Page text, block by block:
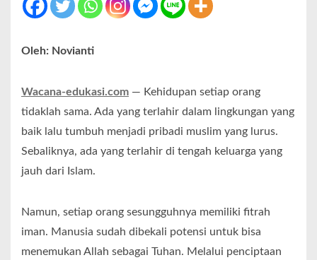
Oleh: Novianti
Wacana-edukasi.com — Kehidupan setiap orang
tidaklah sama. Ada yang terlahir dalam lingkungan yang
baik lalu tumbuh menjadi pribadi muslim yang lurus.
Sebaliknya, ada yang terlahir di tengah keluarga yang
jauh dari Islam.
Namun, setiap orang sesungguhnya memiliki fitrah
iman. Manusia sudah dibekali potensi untuk bisa
menemukan Allah sebagai Tuhan. Melalui penciptaan